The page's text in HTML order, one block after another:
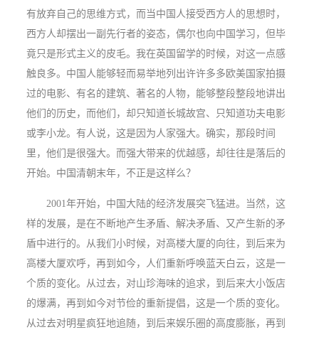
有放弃自己的思维方式，而当中国人接受西方人的思想时，
西方人却摆出一副先行者的姿态，偶尔也向中国学习，但毕
竟只是形式主义的皮毛。我在英国留学的时候，对这一点感
触良多。中国人能够轻而易举地列出许许多多欧美国家拍摄
过的电影、有名的建筑、著名的人物，能够整段整段地讲出
他们的历史，而他们，却只知道长城故宫、只知道功夫电影
或李小龙。有人说，这是因为人家强大。确实，那段时间
里，他们是很强大。而强大带来的优越感，却往往是落后的
开始。中国清朝末年，不正是这样么？
2001年开始，中国大陆的经济发展突飞猛进。当然，这
样的发展，是在不断地产生矛盾、解决矛盾、又产生新的矛
盾中进行的。从我们小时候，对高楼大厦的向往，到后来为
高楼大厦欢呼，再到如今，人们重新呼唤蓝天白云，这是一
个质的变化。从过去，对山珍海味的追求，到后来大小饭店
的爆满，再到如今对节俭的重新提倡，这是一个质的变化。
从过去对明星疯狂地追随，到后来娱乐圈的高度膨胀，再到